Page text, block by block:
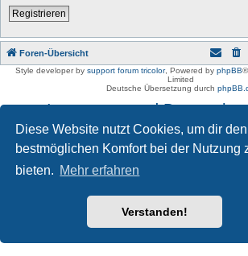
Diese Website nutzt Cookies, um dir den
bestmöglichen Komfort bei der Nutzung
bieten. Mehr erfahren
Verstanden!
Registrieren
Foren-Übersicht
Style developer by support forum tricolor, Powered by phpBB
Limited
Deutsche Übersetzung durch
Impressum und